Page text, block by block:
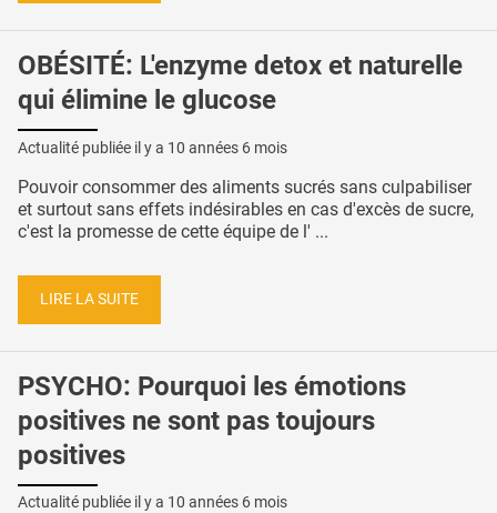
OBÉSITÉ: L'enzyme detox et naturelle
qui élimine le glucose
Actualité publiée il y a 10 années 6 mois
Pouvoir consommer des aliments sucrés sans culpabiliser
et surtout sans effets indésirables en cas d'excès de sucre,
c'est la promesse de cette équipe de l' ...
LIRE LA SUITE
PSYCHO: Pourquoi les émotions
positives ne sont pas toujours
positives
Actualité publiée il y a 10 années 6 mois